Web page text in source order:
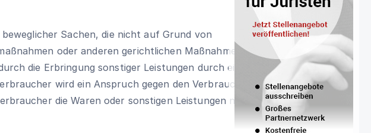
Sachen, die nicht auf Grund von
oder anderen gerichtlichen Maßnahmen verkauft
die Erbringung sonstiger Leistungen durch einen
wird ein Anspruch gegen den Verbraucher nicht
die Waren oder sonstigen Leistungen nicht bestellt